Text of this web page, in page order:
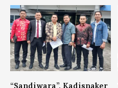
“Sandiwara”, Kadisnaker